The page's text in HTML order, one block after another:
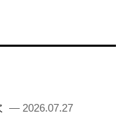
— 2026.07.27